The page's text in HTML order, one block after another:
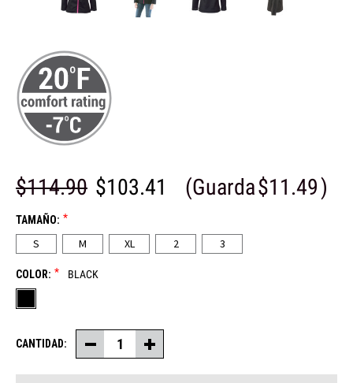
$114.90 $103.41 (Guarda$11.49)
TAMAÑO: *
S M XL 2 3
COLOR: * BLACK
CANTIDAD: Disminuir
la
cantidad
Aumentar
la
cantidad